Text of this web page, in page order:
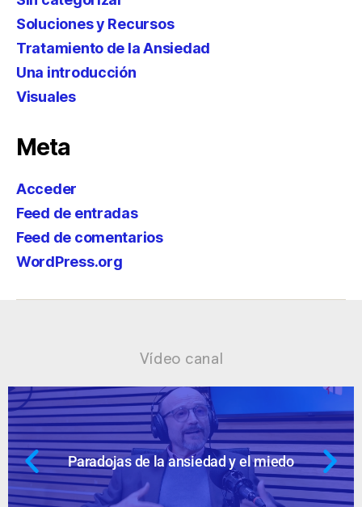
Soluciones y Recursos
Tratamiento de la Ansiedad
Una introducción
Visuales
Meta
Acceder
Feed de entradas
Feed de comentarios
WordPress.org
Vídeo canal
y el miedo Ansiedad: supuestos